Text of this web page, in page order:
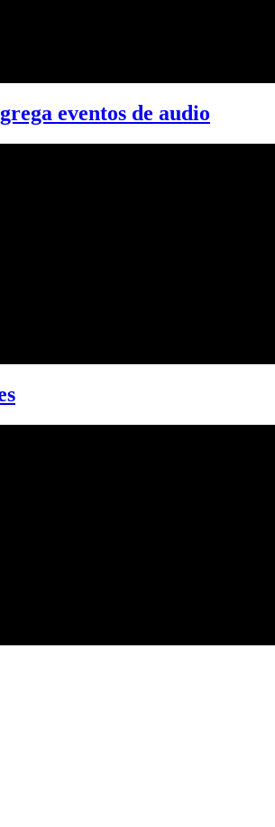
eventos de audio